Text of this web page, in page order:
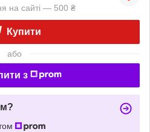
на сайті — 500 ₴
Купити
або
з